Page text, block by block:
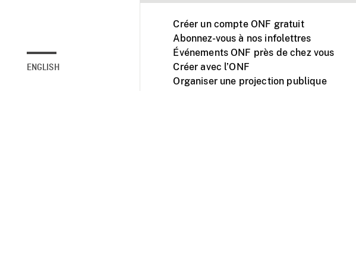
ENGLISH
Créer un compte ONF gratuit
Abonnez-vous à nos infolettres
Événements ONF près de chez vous
Créer avec l’ONF
Organiser une projection publique